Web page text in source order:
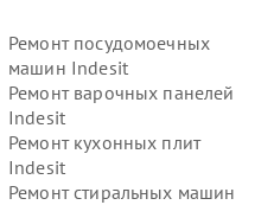
Ремонт посудомоечных
машин Indesit
Ремонт варочных панелей
Indesit
Ремонт кухонных плит
Indesit
Ремонт стиральных машин